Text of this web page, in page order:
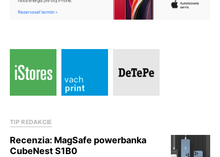
TIP REDAKCIE
Recenzia: MagSafe powerbanka
CubeNest S1B0